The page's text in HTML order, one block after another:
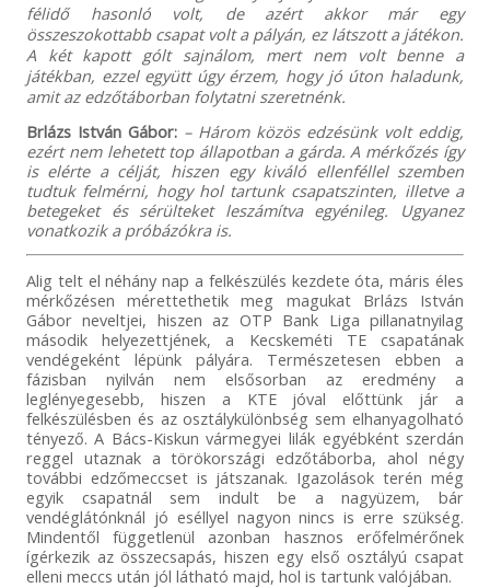
félidő hasonló volt, de azért akkor már egy
összeszokottabb csapat volt a pályán, ez látszott a játékon.
A két kapott gólt sajnálom, mert nem volt benne a
játékban, ezzel együtt úgy érzem, hogy jó úton haladunk,
amit az edzőtáborban folytatni szeretnénk.
Brlázs István Gábor: – Három közös edzésünk volt eddig,
ezért nem lehetett top állapotban a gárda. A mérkőzés így
is elérte a célját, hiszen egy kiváló ellenféllel szemben
tudtuk felmérni, hogy hol tartunk csapatszinten, illetve a
betegeket és sérülteket leszámítva egyénileg. Ugyanez
vonatkozik a próbázókra is.
Alig telt el néhány nap a felkészülés kezdete óta, máris éles
mérkőzésen mérettethetik meg magukat Brlázs István
Gábor neveltjei, hiszen az OTP Bank Liga pillanatnyilag
második helyezettjének, a Kecskeméti TE csapatának
vendégeként lépünk pályára. Természetesen ebben a
fázisban nyilván nem elsősorban az eredmény a
leglényegesebb, hiszen a KTE jóval előttünk jár a
felkészülésben és az osztálykülönbség sem elhanyagolható
tényező. A Bács-Kiskun vármegyei lilák egyébként szerdán
reggel utaznak a törökországi edzőtáborba, ahol négy
további edzőmeccset is játszanak. Igazolások terén még
egyik csapatnál sem indult be a nagyüzem, bár
vendéglátónknál jó eséllyel nagyon nincs is erre szükség.
Mindentől függetlenül azonban hasznos erőfelmérőnek
ígérkezik az összecsapás, hiszen egy első osztályú csapat
elleni meccs után jól látható majd, hol is tartunk valójában.